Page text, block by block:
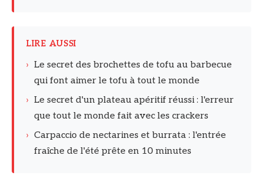
LIRE AUSSI
› Le secret des brochettes de tofu au barbecue
qui font aimer le tofu à tout le monde
› Le secret d'un plateau apéritif réussi : l'erreur
que tout le monde fait avec les crackers
› Carpaccio de nectarines et burrata : l'entrée
fraîche de l'été prête en 10 minutes